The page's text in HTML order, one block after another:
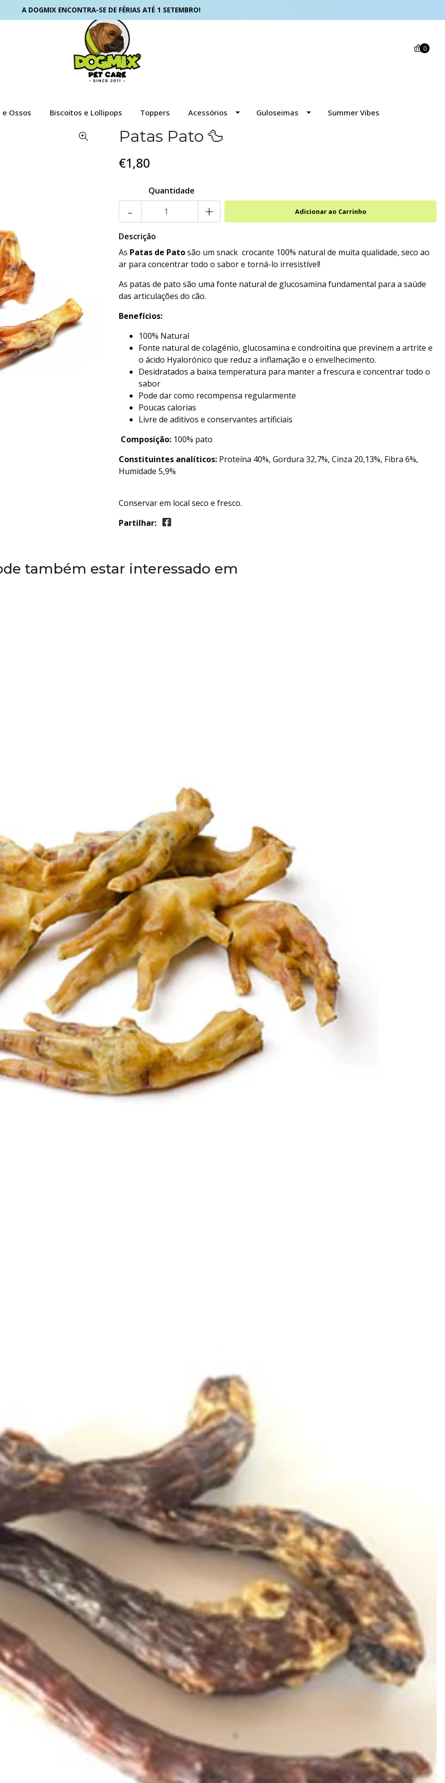
A DOGMIX ENCONTRA-SE DE FÉRIAS ATÉ 1 SETEMBRO!
0
Ossos Biscoitos e Lollipops Toppers Acessórios Guloseimas Summer Vibes
Patas Pato 🦆
€1,80
Quantidade
- +
Descrição
As Patas de Patosão um snack crocante 100% natural de muita qualidade, seco ao
ar para concentrar todo o sabor e torná-lo irresistível!
As patas de pato são uma fonte natural de glucosamina fundamental para a saúde
das articulações do cão.
Benefícios:
100% Natural
Fonte natural de colagénio, glucosamina e condroitina que previnem a artrite e
o ácido Hyalorónico que reduz a inflamação e o envelhecimento.
Desidratados a baixa temperatura para manter a frescura e concentrar todo o
sabor
Pode dar como recompensa regularmente
Poucas calorias
Livre de aditivos e conservantes artificiais
Composição: 100% pato
Constituintes analíticos: Proteína 40%, Gordura 32,7%, Cinza 20,13%, Fibra 6%,
Humidade 5,9%
Conservar em local seco e fresco.
Partilhar:
também estar interessado em